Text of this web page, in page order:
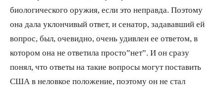
биологического оружия, если это неправда. Поэтому
она дала уклончивый ответ, и сенатор, задававший ей
вопрос, был, очевидно, очень удивлен ее ответом, в
котором она не ответила просто”нет”. И он сразу
понял, что ответы на такие вопросы могут поставить
США в неловкое положение, поэтому он не стал